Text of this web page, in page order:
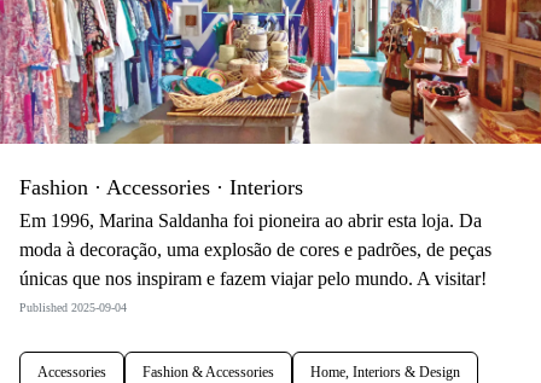
Fashion · Accessories · Interiors
Em 1996, Marina Saldanha foi pioneira ao abrir esta loja. Da
moda à decoração, uma explosão de cores e padrões, de peças
únicas que nos inspiram e fazem viajar pelo mundo. A visitar!
Published 2025-09-04
Accessories Fashion & Accessories Home, Interiors & Design